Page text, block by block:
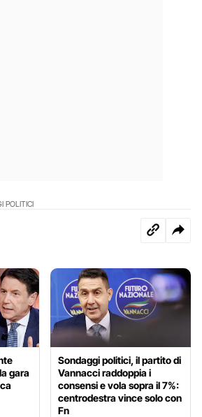
POLITICI
gara
Sondaggi politici, il partito di
Vannacci raddoppia i
consensi e vola sopra il 7%:
centrodestra vince solo con
Fn